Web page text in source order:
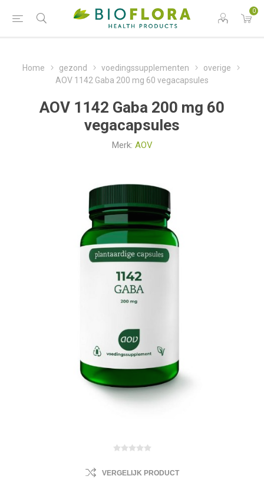
0
Home gezond voedingssupplementen
overige
AOV 1142 Gaba 200 mg 60 vegacapsules
AOV 1142 Gaba 200 mg 60
vegacapsules
Merk: AOV
VERGELIJK PRODUCT